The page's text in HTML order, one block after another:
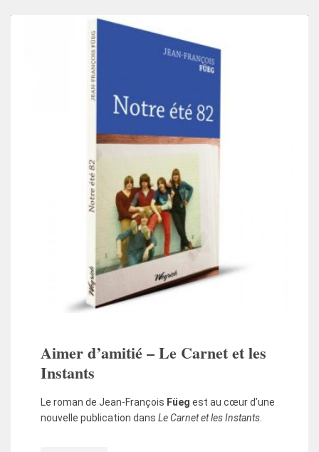
Aimer d’amitié – Le Carnet et les
Instants
Le roman de Jean-François Füeg est au cœur d’une
nouvelle publication dans Le Carnet et les Instants.